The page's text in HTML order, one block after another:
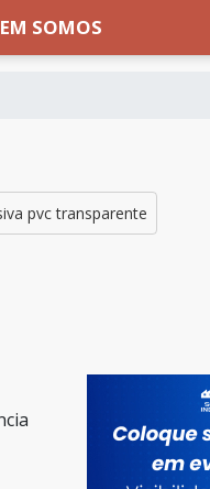
SOMOS
pvc transparente